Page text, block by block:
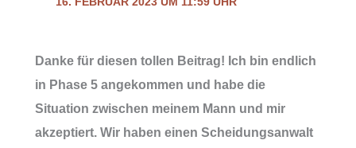
Danke für diesen tollen Beitrag! Ich bin endlich
in Phase 5 angekommen und habe die
Situation zwischen meinem Mann und mir
akzeptiert. Wir haben einen Scheidungsanwalt